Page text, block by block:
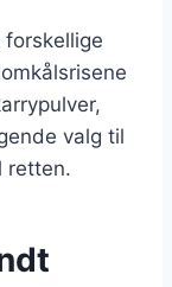
valg til
retten.